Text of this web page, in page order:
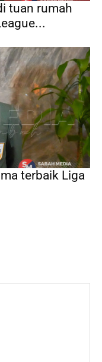
tuan rumah
terbaik Liga